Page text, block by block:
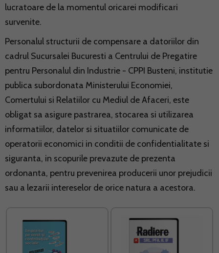
lucratoare de la momentul oricarei modificari
survenite.
Personalul structurii de compensare a datoriilor din
cadrul Sucursalei Bucuresti a Centrului de Pregatire
pentru Personalul din Industrie - CPPI Busteni, institutie
publica subordonata Ministerului Economiei,
Comertului si Relatiilor cu Mediul de Afaceri, este
obligat sa asigure pastrarea, stocarea si utilizarea
informatiilor, datelor si situatiilor comunicate de
operatorii economici in conditii de confidentialitate si
siguranta, in scopurile prevazute de prezenta
ordonanta, pentru prevenirea producerii unor prejudicii
sau a lezarii intereselor de orice natura a acestora.